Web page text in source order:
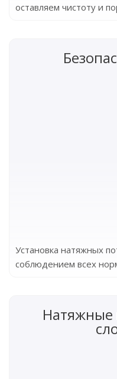
оставляем чистоту и
Установка натяжных
соблюдением всех
Натяжные